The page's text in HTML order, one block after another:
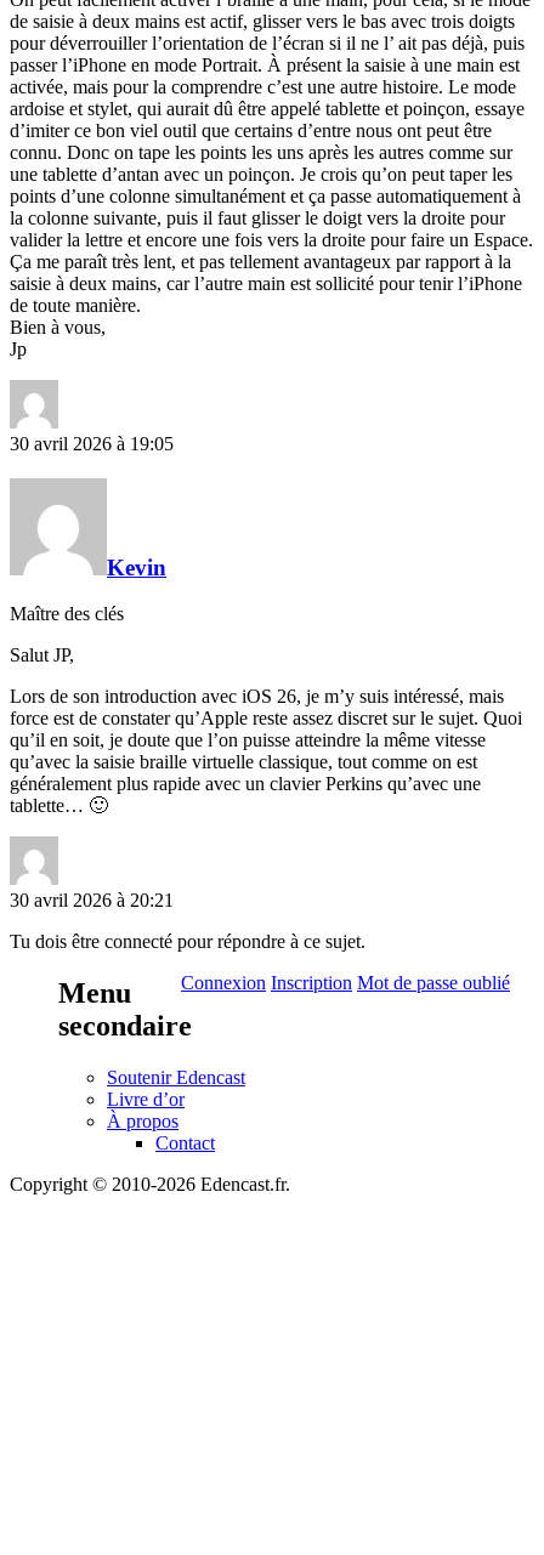
de saisie à deux mains est actif, glisser vers le bas avec trois doigts
pour déverrouiller l’orientation de l’écran si il ne l’ ait pas déjà, puis
passer l’iPhone en mode Portrait. À présent la saisie à une main est
activée, mais pour la comprendre c’est une autre histoire. Le mode
ardoise et stylet, qui aurait dû être appelé tablette et poinçon, essaye
d’imiter ce bon viel outil que certains d’entre nous ont peut être
connu. Donc on tape les points les uns après les autres comme sur
une tablette d’antan avec un poinçon. Je crois qu’on peut taper les
points d’une colonne simultanément et ça passe automatiquement à
la colonne suivante, puis il faut glisser le doigt vers la droite pour
valider la lettre et encore une fois vers la droite pour faire un Espace.
Ça me paraît très lent, et pas tellement avantageux par rapport à la
saisie à deux mains, car l’autre main est sollicité pour tenir l’iPhone
de toute manière.
Bien à vous,
Jp
30 avril 2026 à 19:05
Kevin
Maître des clés
Salut JP,
Lors de son introduction avec iOS 26, je m’y suis intéressé, mais
force est de constater qu’Apple reste assez discret sur le sujet. Quoi
qu’il en soit, je doute que l’on puisse atteindre la même vitesse
qu’avec la saisie braille virtuelle classique, tout comme on est
généralement plus rapide avec un clavier Perkins qu’avec une
tablette… 🙂
30 avril 2026 à 20:21
Tu dois être connecté pour répondre à ce sujet.
Connexion Inscription Mot de passe oublié
Menu
secondaire
Soutenir Edencast
Livre d’or
À propos
Contact
Copyright © 2010-2026 Edencast.fr.